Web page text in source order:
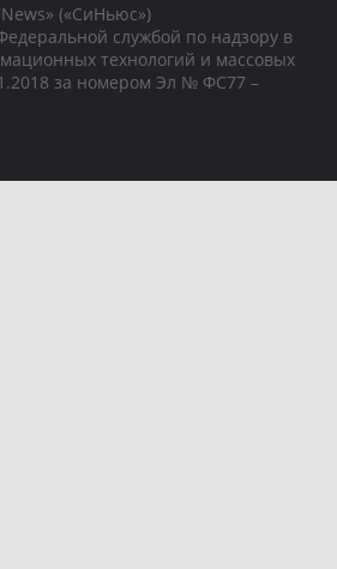
(«СиНьюс»)
службой по надзору в
технологий и массовых
за номером Эл № ФС77 –